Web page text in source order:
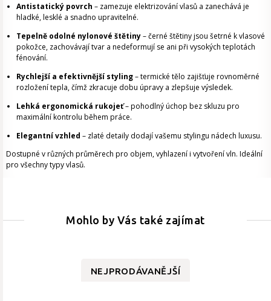
Antistatický povrch – zamezuje elektrizování vlasů a zanechává je
hladké, lesklé a snadno upravitelné.
Tepelně odolné nylonové štětiny– černé štětiny jsou šetrné k vlasové
pokožce, zachovávají tvar a nedeformují se ani při vysokých teplotách
fénování.
Rychlejší a efektivnější styling– termické tělo zajišťuje rovnoměrné
rozložení tepla, čímž zkracuje dobu úpravy a zlepšuje výsledek.
Lehká ergonomická rukojeť– pohodlný úchop bez skluzu pro
maximální kontrolu během práce.
Elegantní vzhled – zlaté detaily dodají vašemu stylingu nádech luxusu.
Dostupné v různých průměrech pro objem, vyhlazení i vytvoření vln. Ideální
pro všechny typy vlasů.
Mohlo by Vás také zajímat
NEJPRODÁVANĚJŠÍ